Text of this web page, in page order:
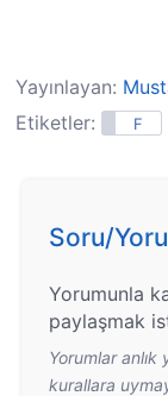
Yayınlayan:
Etiketler:
F
Soru/
Yorumunla
paylaşmak
Yorumlar anlık
kurallara